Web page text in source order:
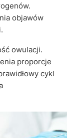
objawów
owulacji.
proporcje
cykl